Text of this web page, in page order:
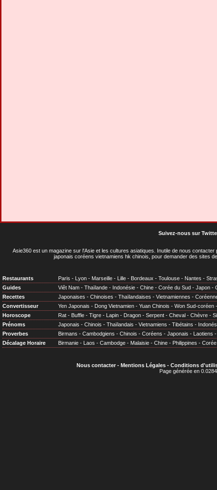
Suivez-nous sur
Asie360 est un magazine sur l'Asie et les cultures asiatiques . Inutile de nous
japonais coréens vietnamiens hk chinois, pour demander des sites
Restaurants Paris - Lyon - Marseille - Lille - Bordeaux - Toulouse - Nantes -
Guides
Viêt Nam - Thaïlande - Indonésie - Chine - Corée du Sud - Japon -
Recettes
Japonaises - Chinoises - Thaïlandaises - Vietnamiennes -
Convertisseur
Yen Japonais - Dong Vietnamien - Yuan Chinois - Won Sud-coréen
Horoscope
Rat - Buffle - Tigre - Lapin - Dragon - Serpent - Cheval - Chèvre -
Prénoms
Japonais - Chinois - Thaïlandais - Vietnamiens - Tibétains -
Proverbes
Birmans - Cambodgiens - Chinois - Coréens - Japonais - Laotiens
Décalage Horaire
Birmanie - Laos - Cambodge - Malaisie - Chine - Philippines - Corée
Nous contacter- Mentions Légales- Conditions
Page générée en